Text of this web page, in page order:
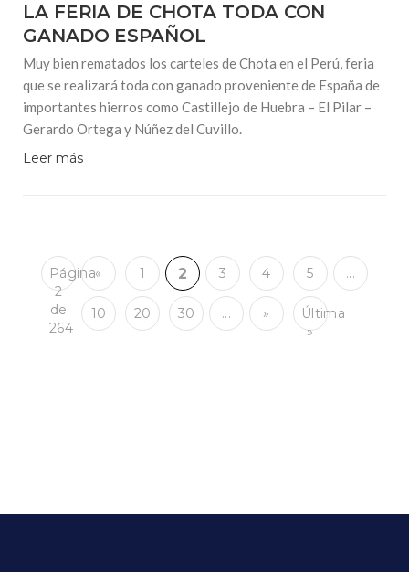
LA FERIA DE CHOTA TODA CON
GANADO ESPAÑOL
Muy bien rematados los carteles de Chota en el Perú, feria
que se realizará toda con ganado proveniente de España de
importantes hierros como Castillejo de Huebra – El Pilar –
Gerardo Ortega y Núñez del Cuvillo.
Leer más
Página
2
de
264
« 1 2 3 4 5 ...
10 20 30 ... »
Última
»